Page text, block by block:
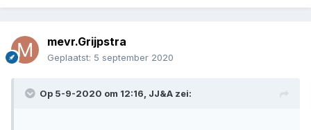
mevr.Grijpstra
Geplaatst: 5 september 2020
Op 5-9-2020 om 12:16, JJ&A zei: